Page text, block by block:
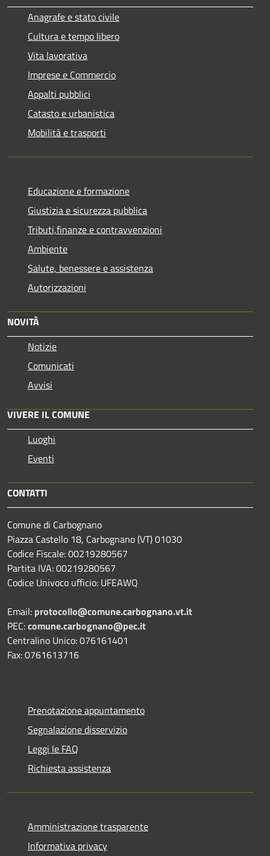
Anagrafe e stato civile
Cultura e tempo libero
Vita lavorativa
Imprese e Commercio
Appalti pubblici
Catasto e urbanistica
Mobilità e trasporti
Educazione e formazione
Giustizia e sicurezza pubblica
Tributi,finanze e contravvenzioni
Ambiente
Salute, benessere e assistenza
Autorizzazioni
NOVITÀ
Notizie
Comunicati
Avvisi
VIVERE IL COMUNE
Luoghi
Eventi
CONTATTI
Comune di Carbognano
Piazza Castello 18, Carbognano (VT) 01030
Codice Fiscale: 00219280567
Partita IVA: 00219280567
Codice Univoco ufficio: UFEAWQ
Email: protocollo@comune.carbognano.vt.it
PEC:comune.carbognano@pec.it
Centralino Unico: 076161401
Fax: 0761613716
Prenotazione appuntamento
Segnalazione disservizio
Leggi le FAQ
Richiesta assistenza
Amministrazione trasparente
Informativa privacy